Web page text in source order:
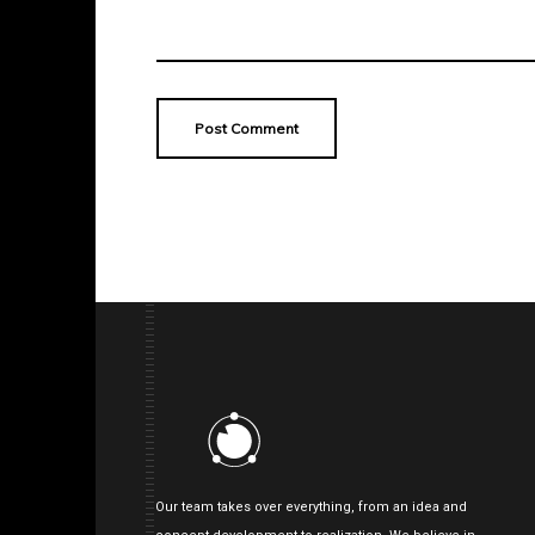
Our team takes over everything, from an idea and